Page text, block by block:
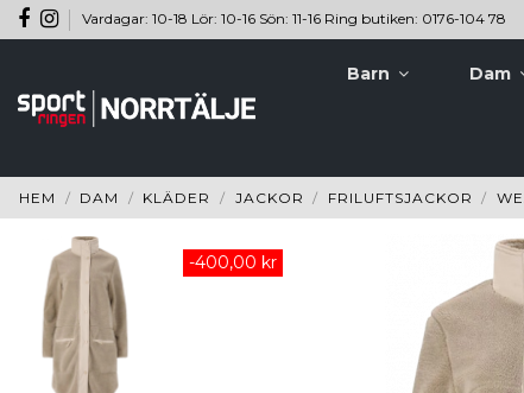
Vardagar: 10-18 Lör: 10-16 Sön: 11-16 Ring butiken: 0176-104 78
Barn Dam
HEM DAM KLÄDER JACKOR FRILUFTSJACKOR
-400,00 kr